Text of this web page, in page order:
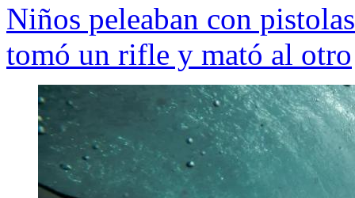
Niños peleaban con
tomó un rifle y mató al otro